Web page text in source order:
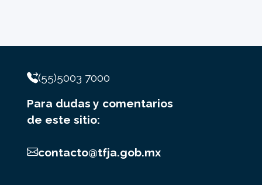
(55)5003 7000
Para dudas y comentarios
de este sitio:
contacto@tfja.gob.mx